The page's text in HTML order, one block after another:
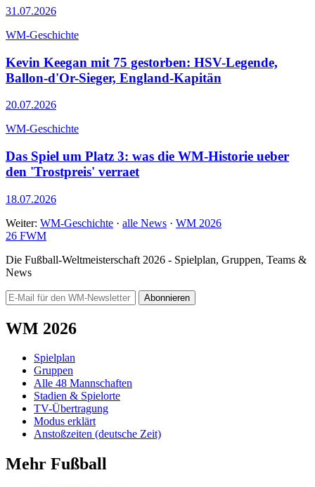
31.07.2026
WM-Geschichte
Kevin Keegan mit 75 gestorben: HSV-Legende,
Ballon-d'Or-Sieger, England-Kapitän
20.07.2026
WM-Geschichte
Das Spiel um Platz 3: was die WM-Historie ueber
den 'Trostpreis' verraet
18.07.2026
Weiter: WM-Geschichte · alle News · WM 2026
26 FWM
Die Fußball-Weltmeisterschaft 2026 - Spielplan, Gruppen, Teams &
News
Abonnieren
WM 2026
Spielplan
Gruppen
Alle 48 Mannschaften
Stadien & Spielorte
TV-Übertragung
Modus erklärt
Anstoßzeiten (deutsche Zeit)
Mehr Fußball